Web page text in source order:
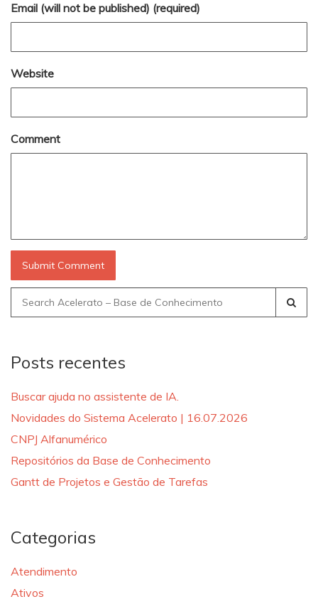
Email (will not be published) (required)
Website
Comment
Search
for:
Posts recentes
Buscar ajuda no assistente de IA.
Novidades do Sistema Acelerato | 16.07.2026
CNPJ Alfanumérico
Repositórios da Base de Conhecimento
Gantt de Projetos e Gestão de Tarefas
Categorias
Atendimento
Ativos